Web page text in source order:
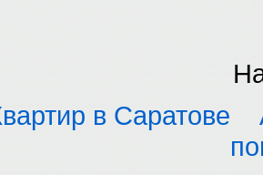
в Саратове